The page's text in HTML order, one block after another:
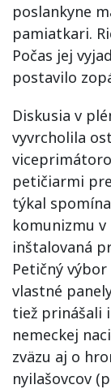
poslankyne
pamiatkari.
Počas jej
postavilo
Diskusia v
vyvrcholila
petičiarmi
týkal
komunizmu
inštalovaná
Petičný
vlastné
tiež prinášali
nemeckej
zväzu aj o
nyilašovcov